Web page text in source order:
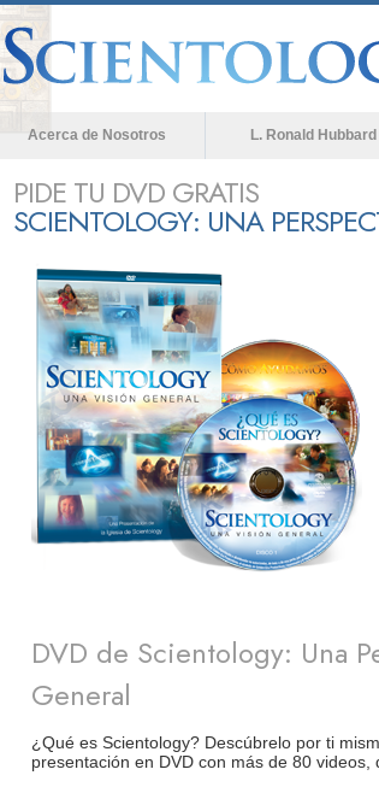
Acerca de Nosotros L. Ronald Hubbard
PIDE TU DVD GRATIS
SCIENTOLOGY: UNA
DVD de Scientology: Una
General
¿Qué es Scientology? Descúbrelo por ti
presentación en DVD con más de 80 videos,